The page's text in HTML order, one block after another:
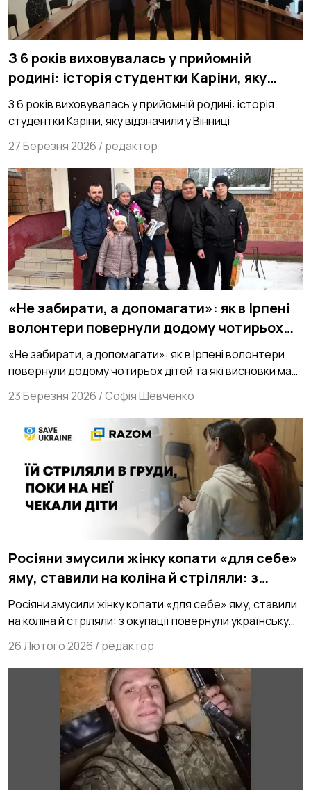
З 6 років виховувалась у прийомній
родині: історія студентки Каріни, яку
відзначили у Вінниці
З 6 років виховувалась у прийомній родині: історія
студентки Каріни, яку відзначили у Вінниці
27 Березня 2026 / редактор
«Не забирати, а допомагати»: як в Ірпені
волонтери повернули додому чотирьох
дітей та які висновки має зробити
система з цієї історії
«Не забирати, а допомагати»: як в Ірпені волонтери
повернули додому чотирьох дітей та які висновки має
23 Березня 2026 / Софія Шевченко
Росіяни змусили жінку копати «для себе»
яму, ставили на коліна й стріляли: з
окупації повернули українську родину
Росіяни змусили жінку копати «для себе» яму, ставили
на коліна й стріляли: з окупації повернули українську
26 Лютого 2026 / редактор